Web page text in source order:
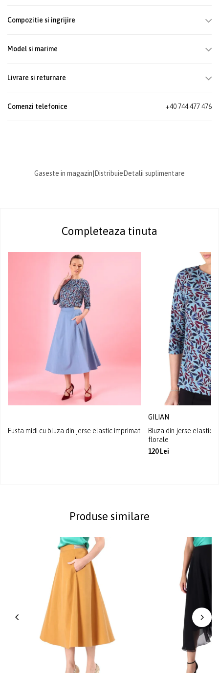
Compozitie si ingrijire
Model si marime
Livrare si returnare
Comenzi telefonice +40 744 477 476
Gaseste in magazin Distribuie Detalii suplimentare
Completeaza tinuta
Fusta midi cu bluza din jerse elastic imprimat
GILIAN
Bluza din jerse elastic
florale
120 Lei
Produse similare